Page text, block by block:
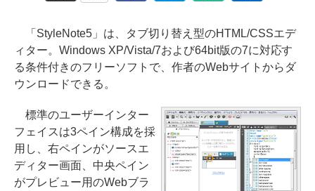
「StyleNote5」は、タブ切り替え型のHTML/CSSエデ
ィター。Windows XP/Vista/7および64bit版の7に対応す
る条件付きのフリーソフトで、作者のWebサイトからダ
ウンロードできる。
標準のユーザーインター
フェイスは3ペイン構成を採
用し、右ペインがソースエ
ディター画面、中央ペイン
がプレビュー用のWebブラ